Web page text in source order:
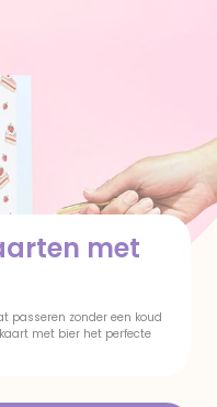
met
passeren zonder een koud
met bier het perfecte